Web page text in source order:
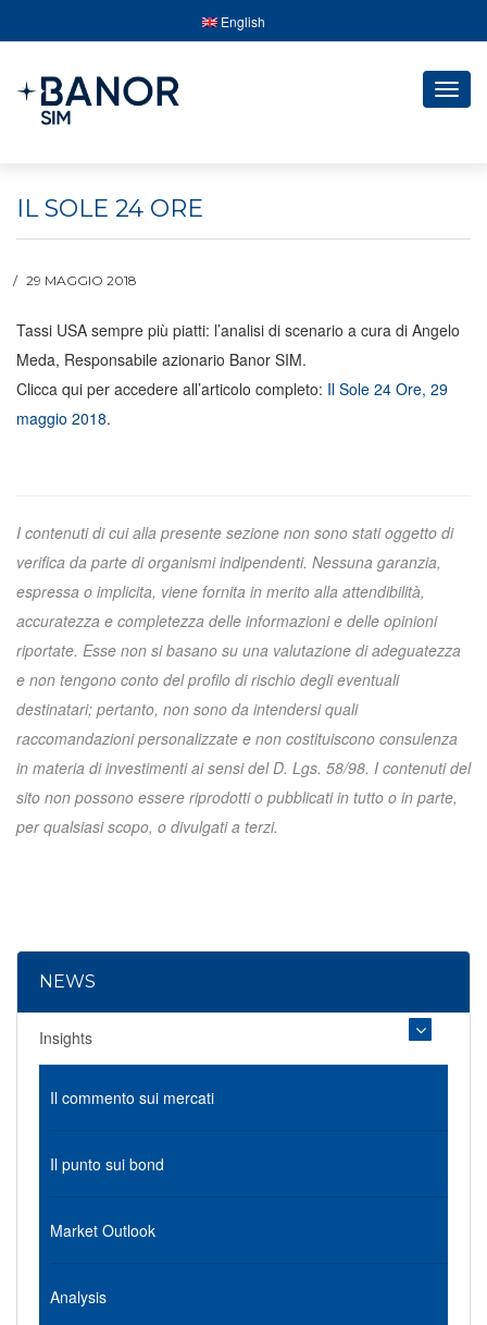
English
IL SOLE 24 ORE
29 MAGGIO 2018
Tassi USA sempre più piatti: l’analisi di scenario a cura di Angelo
Meda, Responsabile azionario Banor SIM.
Clicca qui per accedere all’articolo completo: Il Sole 24 Ore, 29
maggio 2018.
I contenuti di cui alla presente sezione non sono stati oggetto di
verifica da parte di organismi indipendenti. Nessuna garanzia,
espressa o implicita, viene fornita in merito alla attendibilità,
accuratezza e completezza delle informazioni e delle opinioni
riportate. Esse non si basano su una valutazione di adeguatezza
e non tengono conto del profilo di rischio degli eventuali
destinatari; pertanto, non sono da intendersi quali
raccomandazioni personalizzate e non costituiscono consulenza
in materia di investimenti ai sensi del D. Lgs. 58/98. I contenuti del
sito non possono essere riprodotti o pubblicati in tutto o in parte,
per qualsiasi scopo, o divulgati a terzi.
NEWS
Insights
Il commento sui mercati
Il punto sui bond
Market Outlook
Analysis